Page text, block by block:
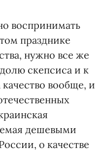
воспринимать
празднике
нужно все же
скепсиса и к
вообще, и
дешевыми
о качестве